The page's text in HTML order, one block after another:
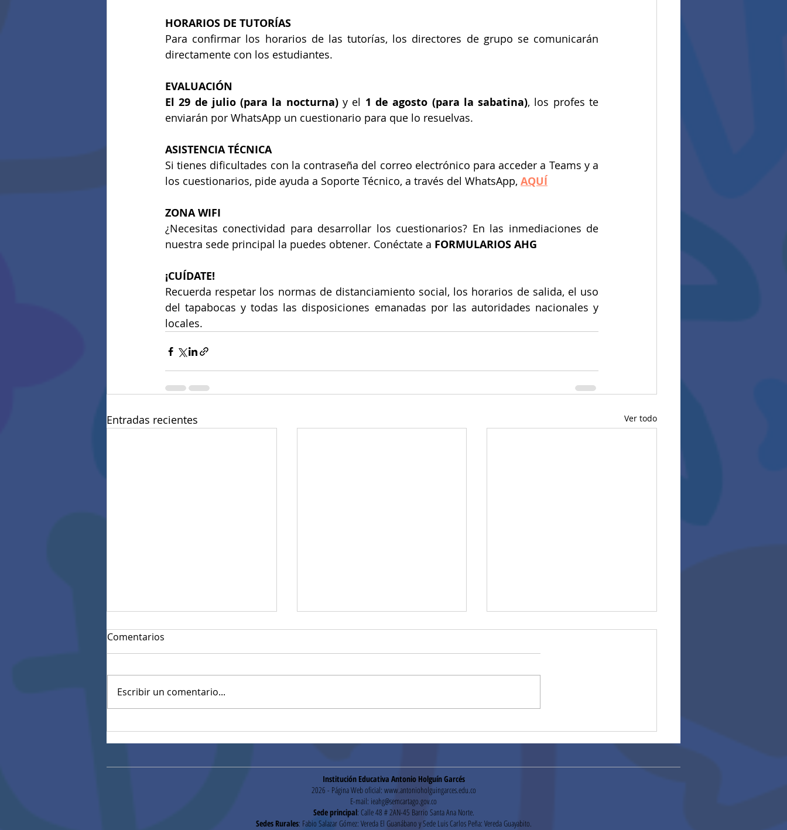
HORARIOS DE TUTORÍAS
Para confirmar los horarios de las tutorías, los directores de grupo se comunicarán
directamente con los estudiantes.
EVALUACIÓN
El 29 de julio (para la nocturna) y el 1 de agosto (para la sabatina), los profes te
enviarán por WhatsApp un cuestionario para que lo resuelvas.
ASISTENCIA TÉCNICA
Si tienes dificultades con la contraseña del correo electrónico para acceder a Teams y a
los cuestionarios, pide ayuda a Soporte Técnico, a través del WhatsApp, AQUÍ
ZONA WIFI
¿Necesitas conectividad para desarrollar los cuestionarios? En las inmediaciones de
nuestra sede principal la puedes obtener. Conéctate a FORMULARIOS AHG
¡CUÍDATE!
Recuerda respetar los normas de distanciamiento social, los horarios de salida, el uso
del tapabocas y todas las disposiciones emanadas por las autoridades nacionales y
locales.
Entradas recientes Ver todo
diagnósticas estandarizadas
Pruebas Institucionales
Comentarios
Escribir un comentario...
Institución Educativa Antonio Holguín Garcés
2026 - Página Web oficial: www.antonioholguingarces.edu.co
E-mail: ieahg@semcartago.gov.co
Sede principal: Calle 48 # 2AN-45 Barrio Santa Ana Norte.
Sedes Rurales: Fabio Salazar Gómez: Vereda El Guanábano y Sede Luis Carlos Peña: Vereda Guayabito.